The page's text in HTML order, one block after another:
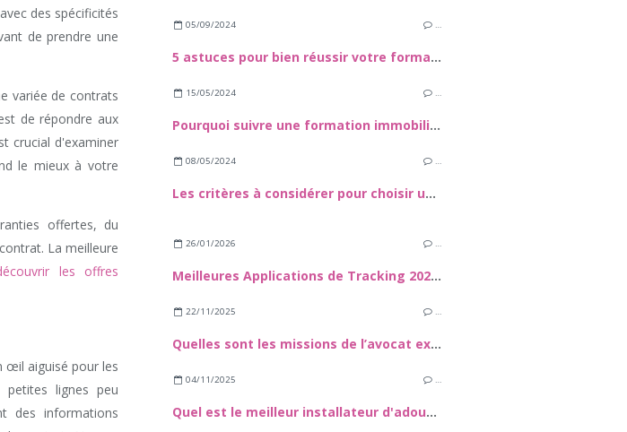
des spécificités
de prendre une
variée de contrats
de répondre aux
crucial d'examiner
le mieux à votre
offertes, du
La meilleure
les offres
œil aiguisé pour les
lignes peu
des informations
05/09/2024 …
5 astuces pour bien réussir votre formation en esthétique
15/05/2024 …
Pourquoi suivre une formation immobilière en ligne ?
08/05/2024 …
Les critères à considérer pour choisir un exchange crypto
26/01/2026 …
Meilleures Applications de Tracking 2026 : Comment sécuuriser vos proches et vos appareils
22/11/2025 …
Quelles sont les missions de l’avocat expert en droit de la construction et dans le domaine des travaux de rénovation énergétique ?
04/11/2025 …
Quel est le meilleur installateur d'adoucisseur d'eau dans le 72 ?